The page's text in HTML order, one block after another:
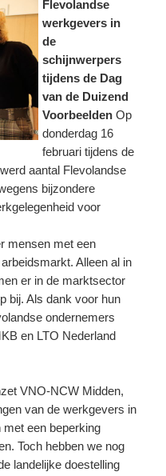
Flevolandse
werkgevers in
de
schijnwerpers
tijdens de Dag
van de Duizend
VoorbeeldenOp
donderdag 16
februari tijdens de
aantal Flevolandse
bijzondere
voor
mensen met een
Alleen al in
er in de marktsector
bij. Als dank voor hun
ondernemers
en LTO Nederland
VNO-NCW Midden,
van de werkgevers in
een beperking
Toch hebben we nog
landelijke doestelling